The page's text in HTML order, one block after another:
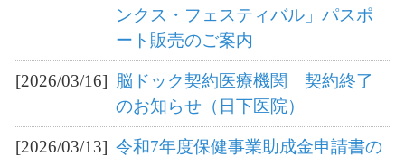
ンクス・フェスティバル」パスポ
ート販売のご案内
[2026/03/16] 脳ドック契約医療機関 契約終了
のお知らせ（日下医院）
[2026/03/13] 令和7年度保健事業助成金申請書の